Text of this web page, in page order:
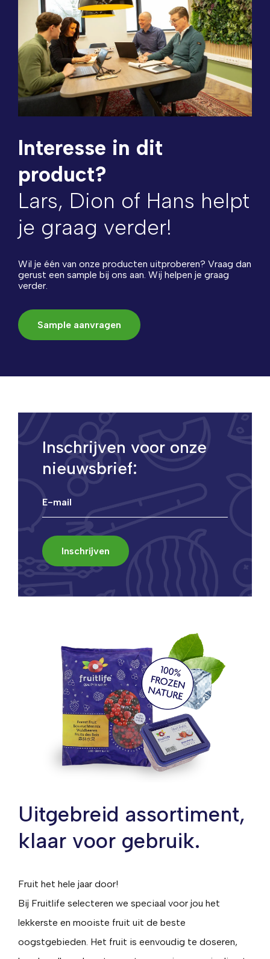
Interesse in dit
product?
Lars, Dion of Hans helpt
je graag verder!
Wil je één van onze producten uitproberen? Vraag dan
gerust een sample bij ons aan. Wij helpen je graag
verder.
Sample aanvragen
Inschrijven voor onze
nieuwsbrief:
Uitgebreid assortiment,
klaar voor gebruik.
Fruit het hele jaar door!
Bij Fruitlife selecteren we speciaal voor jou het
lekkerste en mooiste fruit uit de beste
oogstgebieden. Het fruit is eenvoudig te doseren,